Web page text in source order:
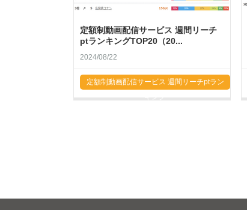
定額制動画配信サービス 週間リーチ
ptランキングTOP20（20...
2024/08/22
定額制動画配信サービス 週間リーチptラン
キング